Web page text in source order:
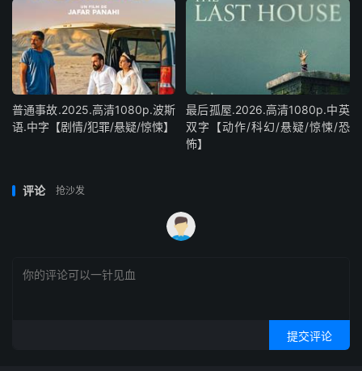
普通事故.2025.高清1080p.波斯
语.中字【剧情/犯罪/悬疑/惊悚】
最后孤屋.2026.高清1080p.中英
双字【动作/科幻/悬疑/惊悚/恐
怖】
评论 抢沙发
提交评论